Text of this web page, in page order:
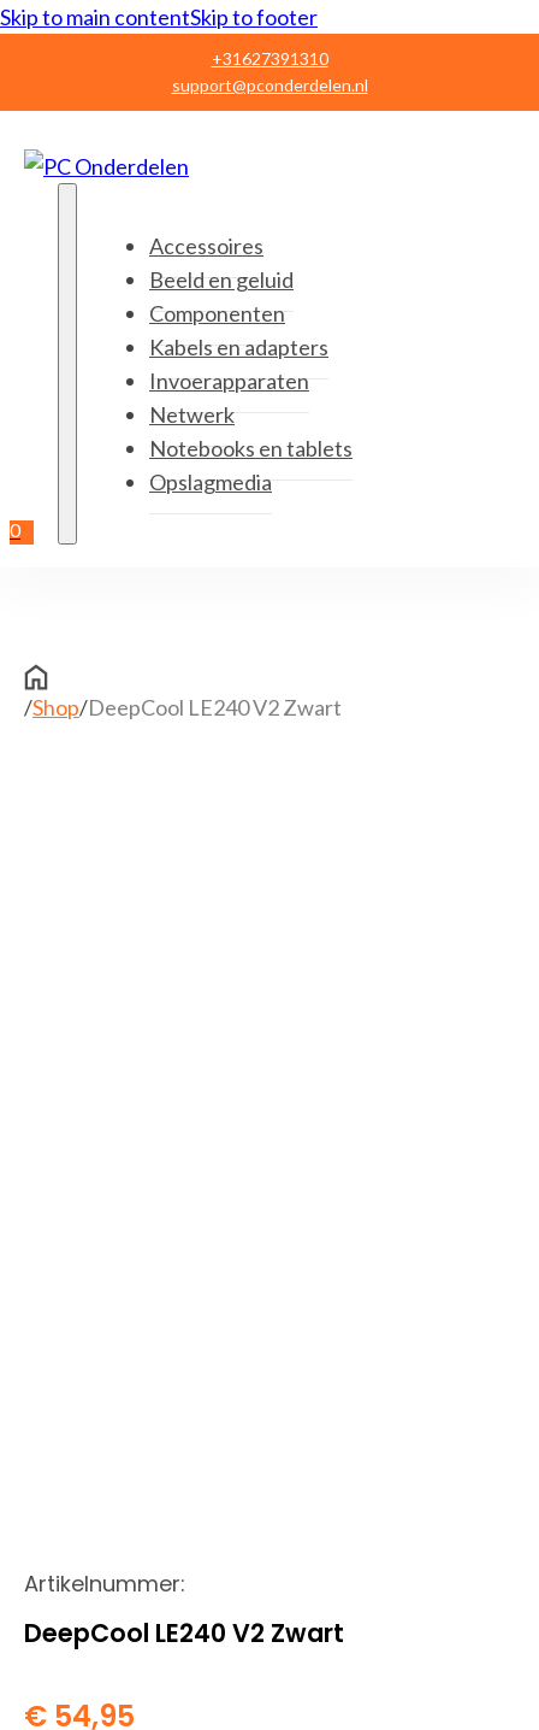
Skip to main contentSkip to footer
+31627391310
support@pconderdelen.nl
0
Accessoires
Beeld en geluid
Componenten
Kabels en adapters
Invoerapparaten
Netwerk
Notebooks en tablets
Opslagmedia
/Shop/DeepCool LE240 V2 Zwart
Artikelnummer:
DeepCool LE240 V2 Zwart
€ 54,95